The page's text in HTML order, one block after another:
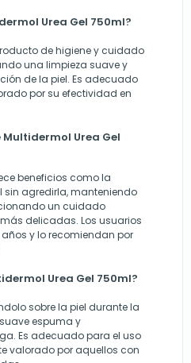
Urea Gel 750ml?
de higiene y cuidado
una limpieza suave y
de la piel. Es adecuado
por su efectividad en
Urea Gel
beneficios como la
sin agredirla, manteniendo
un cuidado
delicadas. Los usuarios
y lo recomiendan por
Urea Gel 750ml?
sobre la piel durante la
espuma y
Es adecuado para el uso
valorado por aquellos con